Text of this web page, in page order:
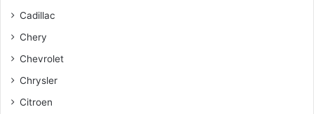
Cadillac
Chery
Chevrolet
Chrysler
Citroen